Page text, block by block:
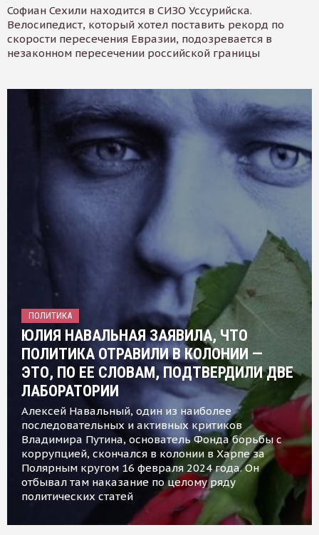
Софиан Сехили находится в СИЗО Уссурийска.
Велосипедист, который хотел поставить рекорд по
скорости пересечения Евразии, подозревается в
незаконном пересечении российской границы
ПОЛИТИКА
ЮЛИЯ НАВАЛЬНАЯ ЗАЯВИЛА, ЧТО
ПОЛИТИКА ОТРАВИЛИ В КОЛОНИИ —
ЭТО, ПО ЕЕ СЛОВАМ, ПОДТВЕРДИЛИ ДВЕ
ЛАБОРАТОРИИ
Алексей Навальный, один из наиболее
последовательных и активных критиков
Владимира Путина, основатель Фонда борьбы с
коррупцией, скончался в колонии в Харпе за
Полярным кругом 16 февраля 2024 года. Он
отбывал там наказание по целому ряду
политических статей